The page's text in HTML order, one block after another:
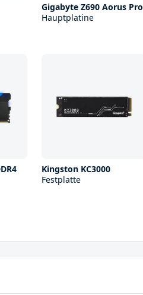
Gigabyte Z690 Aorus Pro
Hauptplatine
Kingston KC3000
Festplatte